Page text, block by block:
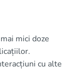
mici doze
cu alte